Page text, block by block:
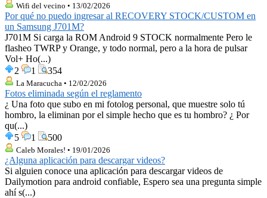
Wifi del vecino • 13/02/2026
Por qué no puedo ingresar al RECOVERY STOCK/CUSTOM en
un Samsung J701M?
J701M Si carga la ROM Android 9 STOCK normalmente Pero le
flasheo TWRP y Orange, y todo normal, pero a la hora de pulsar
Vol+ Ho(...)
2
1 354
La Maracucha • 12/02/2026
Fotos eliminada según el reglamento
¿ Una foto que subo en mi fotolog personal, que muestre solo tú
hombro, la eliminan por el simple hecho que es tu hombro? ¿ Por
qu(...)
5
1 500
Caleb Morales! • 19/01/2026
¿Alguna aplicación para descargar videos?
Si alguien conoce una aplicación para descargar videos de
Dailymotion para android confiable, Espero sea una pregunta simple
ahí s(...)